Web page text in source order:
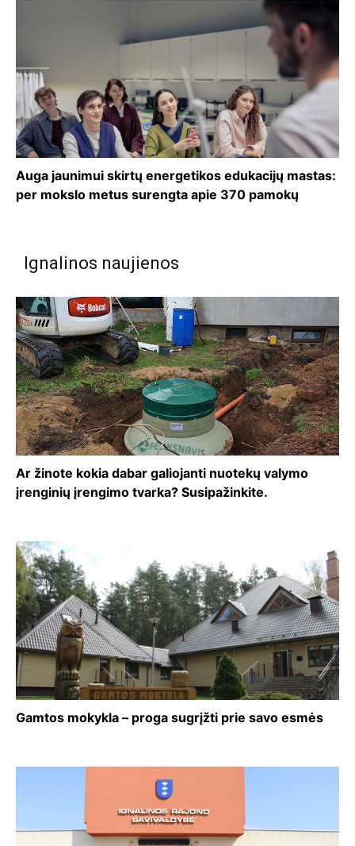
Auga jaunimui skirtų energetikos edukacijų mastas:
per mokslo metus surengta apie 370 pamokų
Ignalinos naujienos
Ar žinote kokia dabar galiojanti nuotekų valymo
įrenginių įrengimo tvarka? Susipažinkite.
Gamtos mokykla – proga sugrįžti prie savo esmės